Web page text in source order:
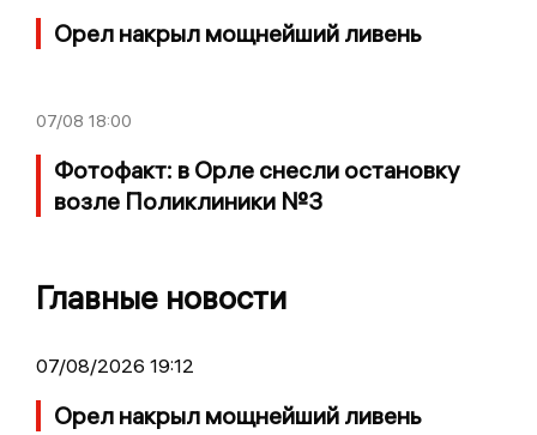
Орел накрыл мощнейший ливень
07/08 18:00
Фотофакт: в Орле снесли остановку
возле Поликлиники №3
Главные новости
07/08/2026 19:12
Орел накрыл мощнейший ливень